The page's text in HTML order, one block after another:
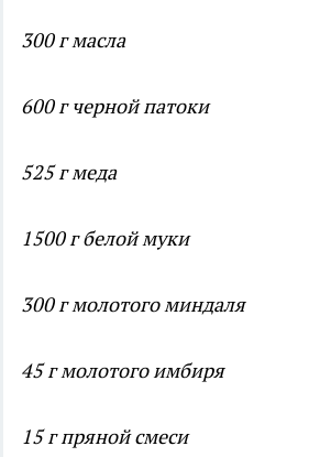
300 г масла
600 г черной патоки
525 г меда
1500 г белой муки
300 г молотого миндаля
45 г молотого имбиря
15 г пряной смеси